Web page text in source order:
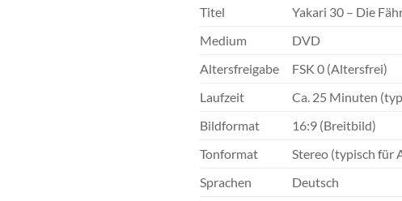
Titel
Yakari 30 – Die
Medium
DVD
Altersfreigabe
FSK 0 (Altersfrei)
Laufzeit
Ca. 25 Minuten
Bildformat
16:9 (Breitbild)
Tonformat
Stereo (typisch für
Sprachen
Deutsch